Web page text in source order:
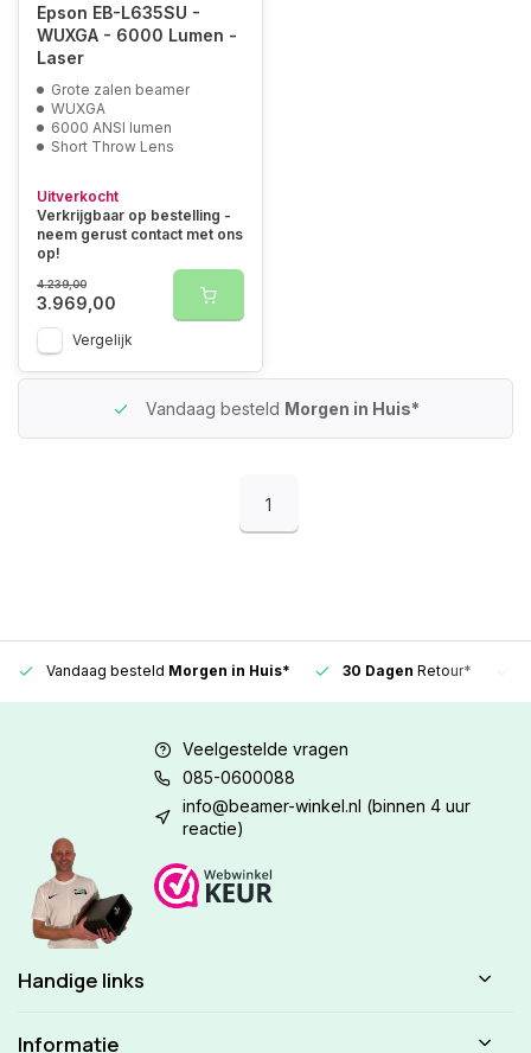
Epson EB-L635SU -
WUXGA - 6000 Lumen -
Laser
Grote zalen beamer
WUXGA
6000 ANSI lumen
Short Throw Lens
Uitverkocht
Verkrijgbaar op bestelling -
neem gerust contact met ons
op!
4.239,00
3.969,00
Vergelijk
Vandaag besteld Morgen in Huis*
1
Vandaag besteld Morgen in Huis* 30 Dagen Retour*
Veelgestelde vragen
085-0600088
info@beamer-winkel.nl (binnen 4 uur
reactie)
Handige links
Informatie